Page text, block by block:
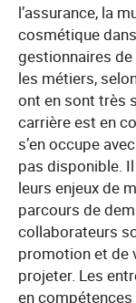
l’assurance, la
cosmétique
gestionnaires
les métiers,
ont en sont très
carrière est en
s’en occupe
pas disponible.
leurs enjeux de
parcours de
collaborateurs
promotion et de
projeter. Les
en compétences